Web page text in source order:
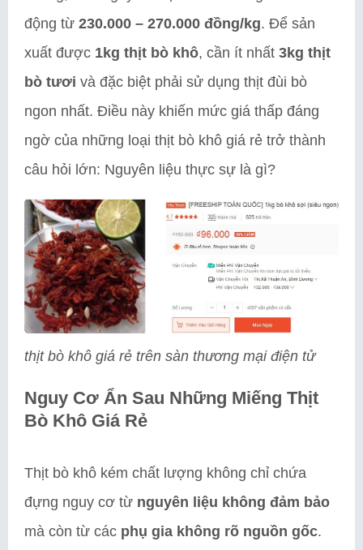
động từ 230.000 – 270.000 đồng/kg. Để sản
xuất được 1kg thịt bò khô, cần ít nhất 3kg thịt
bò tươi và đặc biệt phải sử dụng thịt đùi bò
ngon nhất. Điều này khiến mức giá thấp đáng
ngờ của những loại thịt bò khô giá rẻ trở thành
câu hỏi lớn: Nguyên liệu thực sự là gì?
thịt bò khô giá rẻ trên sàn thương mại điện tử
Nguy Cơ Ẩn Sau Những Miếng Thịt
Bò Khô Giá Rẻ
Thịt bò khô kém chất lượng không chỉ chứa
đựng nguy cơ từ nguyên liệu không đảm bảo
mà còn từ các phụ gia không rõ nguồn gốc.